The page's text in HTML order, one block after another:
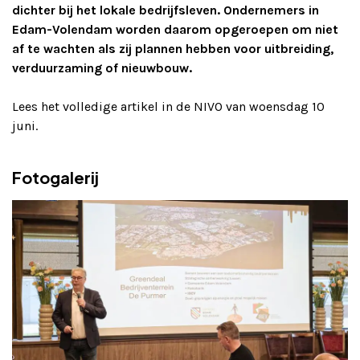
dichter bij het lokale bedrijfsleven. Ondernemers in
Edam-Volendam worden daarom opgeroepen om niet
af te wachten als zij plannen hebben voor uitbreiding,
verduurzaming of nieuwbouw.
Lees het volledige artikel in de NIVO van woensdag 10
juni.
Fotogalerij